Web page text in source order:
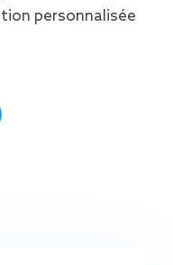
personnalisée